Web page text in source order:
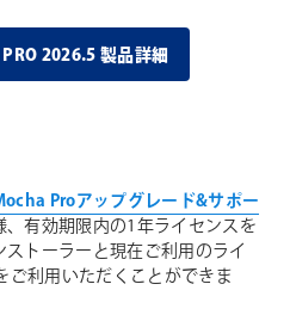
PRO 2026.5 製品詳細
Proアップグレード&サポー
、有効期限内の1年ライセンスを
トーラーと現在ご利用のライ
ご利用いただくことができま